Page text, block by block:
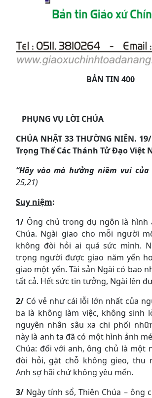
BẢN TIN 400
PHỤNG VỤ LỜI CHÚA
CHÚA NHẬT 33THƯỜNG NIÊN. 19/
Trọng Thể Các Thánh Tử Đạo Việt
“Hãy vào mà hưởng niềm vui của
25,21)
Suy niệm:
1/ Ông chủ trong dụ ngôn là hình
Chúa. Ngài giao cho mỗi người
không đòi hỏi ai quá sức mình.
trọng người được giao năm yến
giao một yến. Tài sản Ngài có bao
tất cả. Hết sức tin tưởng, Ngài lên
2/ Có vẻ như cái lỗi lớn nhất của
ba là không làm việc, không sinh
nguyên nhân sâu xa chi phối
này là anh ta đã có một hình ảnh
Chúa: đối với anh, ông chủ là một
đòi hỏi, gặt chỗ không gieo, thu
Anh sợ hãi chứ không yêu mến.
3/ Ngày tính sổ, Thiên Chúa – ông